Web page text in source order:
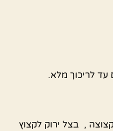
לריכוך מלא.
, בצל ירוק לקצוץ